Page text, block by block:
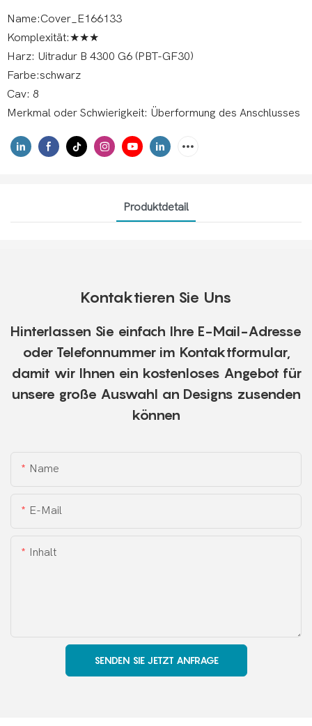
Name:Cover_E166133
Komplexität:★★★
Harz: Uitradur B 4300 G6 (PBT-GF30)
Farbe:schwarz
Cav: 8
Merkmal oder Schwierigkeit: Überformung des Anschlusses
Produktdetail
Kontaktieren Sie Uns
Hinterlassen Sie einfach Ihre E-Mail-Adresse
oder Telefonnummer im Kontaktformular,
damit wir Ihnen ein kostenloses Angebot für
unsere große Auswahl an Designs zusenden
können
Name
E-Mail
Inhalt
SENDEN SIE JETZT ANFRAGE